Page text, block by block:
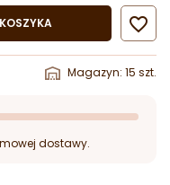

Magazyn: 15 szt.
dostawy.